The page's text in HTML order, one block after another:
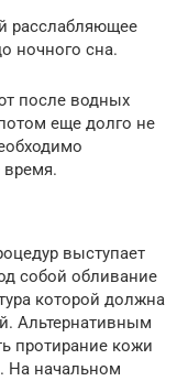
расслабляющее
ночного сна.
после водных
еще долго не
время.
выступает
собой обливание
которой должна
Альтернативным
протирание кожи
На начальном